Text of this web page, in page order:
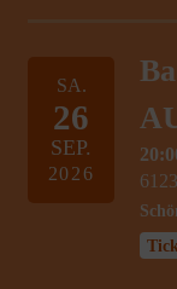
SA.
26
SEP.
2026